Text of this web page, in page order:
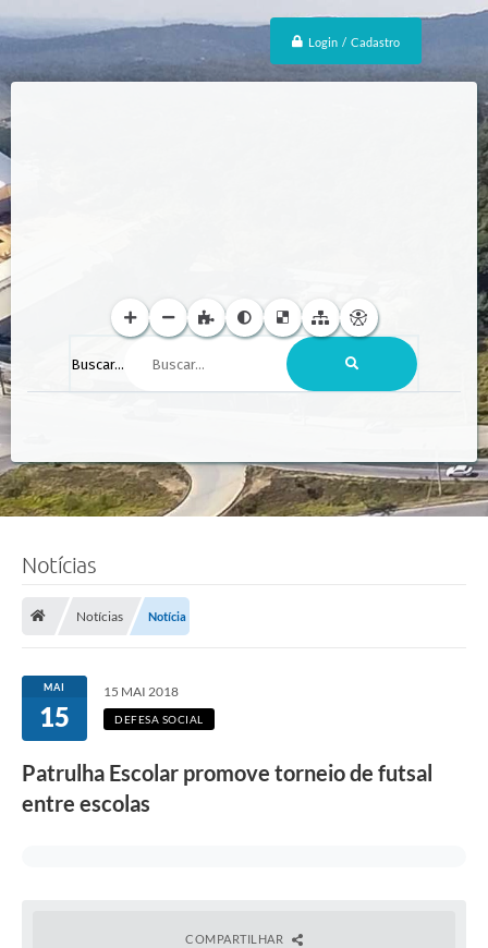
Login / Cadastro
Buscar...
Notícias
Notícias Notícia
MAI
15
15 MAI 2018
DEFESA SOCIAL
Patrulha Escolar promove torneio de futsal
entre escolas
COMPARTILHAR